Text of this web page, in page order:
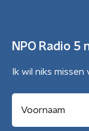
NPO Radio 5
Ik wil niks missen